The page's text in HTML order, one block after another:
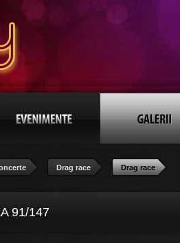
Drag race Drag race
91/147